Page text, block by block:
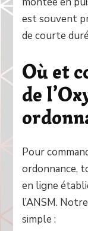
est souvent
de courte
Où et
de
Pour
ordonnance,
en ligne
l’ANSM.
simple :